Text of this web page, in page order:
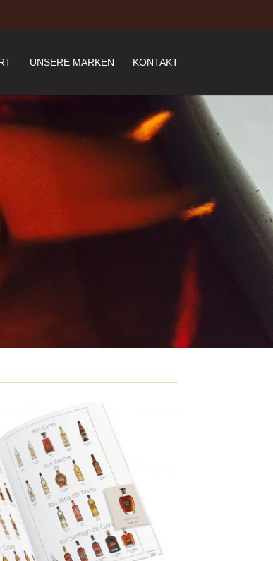
UNSERE MARKEN KONTAKT